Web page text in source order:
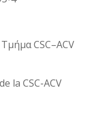
CSC–ACV
la CSC-ACV